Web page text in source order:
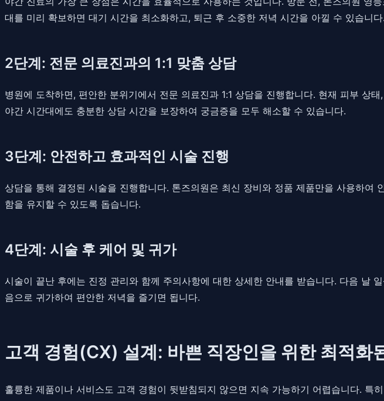
대를 미리 확보하면 대기 시간을 최소화하고, 퇴근 후 소중한 저녁 시간을 아낄 수 있습니다.
2단계: 전문 의료진과의 1:1 맞춤 상담
병원에 도착하면, 편안한 분위기에서 전문 의료진과 1:1 상담을 진행합니다. 현재 피부 상
야간 시간대에도 충분한 상담 시간을 보장하여 궁금증을 모두 해소할 수 있습니다.
3단계: 안전하고 효과적인 시술 진행
상담을 통해 결정된 시술을 진행합니다. 톤즈의원은 최신 장비와 정품 제품만을 사용하
함을 유지할 수 있도록 돕습니다.
4단계: 시술 후 케어 및 귀가
시술이 끝난 후에는 진정 관리와 함께 주의사항에 대한 상세한 안내를 받습니다. 다음 날
음으로 귀가하여 편안한 저녁을 즐기면 됩니다.
고객 경험(CX) 설계: 바쁜 직장인을 위한 최적화
훌륭한 제품이나 서비스도 고객 경험이 뒷받침되지 않으면 지속 가능하기 어렵습니다. 특히